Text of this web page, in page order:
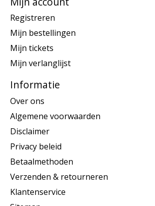
Registreren
Mijn bestellingen
Mijn tickets
Mijn verlanglijst
Informatie
Over ons
Algemene voorwaarden
Disclaimer
Privacy beleid
Betaalmethoden
Verzenden & retourneren
Klantenservice